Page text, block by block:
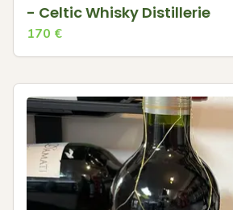
- Celtic Whisky Distillerie
170 €